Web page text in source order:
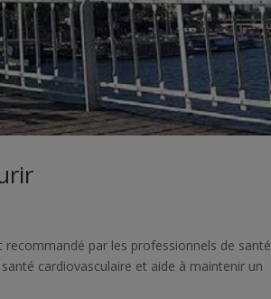
par les professionnels de
cardiovasculaire et aide à maintenir un